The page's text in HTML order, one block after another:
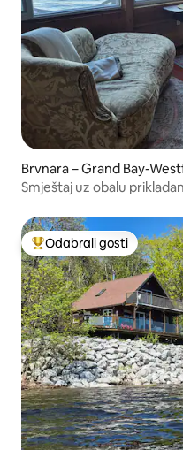
Brvnara – Grand Bay-
Smještaj uz obalu
Među najviše rangiranima
Odabrali gosti